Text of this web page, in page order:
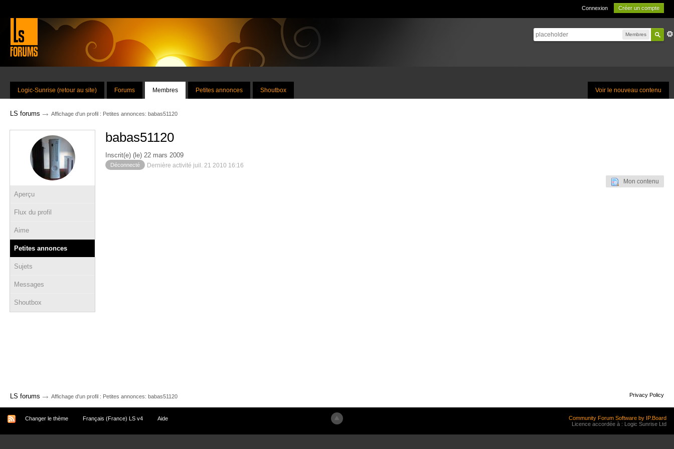
Connexion Créer un compte
Membres
Voir le nouveau contenu
Logic-Sunrise (retour au site) Forums Membres Petites annonces Shoutbox
LS forums → Affichage d'un profil : Petites annonces: babas51120
Aperçu
Flux du profil
Aime
Petites annonces
Sujets
Messages
Shoutbox
babas51120
Inscrit(e) (le) 22 mars 2009
Déconnecté Dernière activité juil. 21 2010 16:16
Mon contenu
LS forums → Affichage d'un profil : Petites annonces: babas51120 Privacy Policy
Changer le thème Français (France) LS v4 Aide
Community Forum Software by IP.Board
Licence accordée à : Logic Sunrise Ltd